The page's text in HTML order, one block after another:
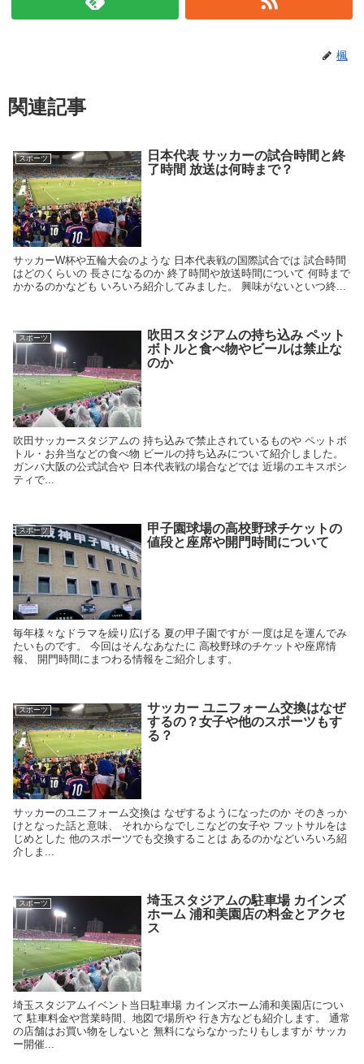
楓
関連記事
スポーツ
日本代表 サッカーの試合時間と終
了時間 放送は何時まで？
サッカーW杯や五輪大会のような 日本代表戦の国際試合では 試合時間
はどのくらいの 長さになるのか 終了時間や放送時間について 何時まで
かかるのかなども いろいろ紹介してみました。 興味がないといつ終...
スポーツ
吹田スタジアムの持ち込み ペット
ボトルと食べ物やビールは禁止な
のか
吹田サッカースタジアムの 持ち込みで禁止されているものや ペットボ
トル・お弁当などの食べ物 ビールの持ち込みについて紹介しました。
ガンバ大阪の公式試合や 日本代表戦の場合などでは 近場のエキスポシ
ティで...
スポーツ
甲子園球場の高校野球チケットの
値段と座席や開門時間について
毎年様々なドラマを繰り広げる 夏の甲子園ですが 一度は足を運んでみ
たいものです。 今回はそんなあなたに 高校野球のチケットや座席情
報、 開門時間にまつわる情報をご紹介します。
スポーツ
サッカー ユニフォーム交換はなぜ
するの？女子や他のスポーツもす
る？
サッカーのユニフォーム交換は なぜするようになったのか そのきっか
けとなった話と意味、 それからなでしこなどの女子や フットサルをは
じめとした 他のスポーツでも交換することは あるのかなどいろいろ紹
介しま...
スポーツ
埼玉スタジアムの駐車場 カインズ
ホーム 浦和美園店の料金とアクセ
ス
埼玉スタジアムイベント当日駐車場 カインズホーム浦和美園店につい
て 駐車料金や営業時間、地図で場所や 行き方なども紹介します。 通常
の店舗はお買い物をしないと 無料にならなかったりもしますが サッカ
ー開催...